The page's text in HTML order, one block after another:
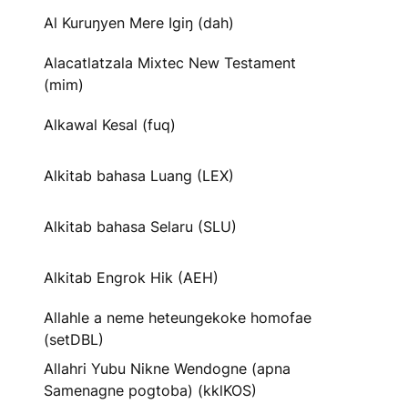
Al Kuruŋyen Mere Igiŋ (dah)
Alacatlatzala Mixtec New Testament
(mim)
Alkawal Kesal (fuq)
Alkitab bahasa Luang (LEX)
Alkitab bahasa Selaru (SLU)
Alkitab Engrok Hik (AEH)
Allahle a neme heteungekoke homofae
(setDBL)
Allahri Yubu Nikne Wendogne (apna
Samenagne pogtoba) (kklKOS)